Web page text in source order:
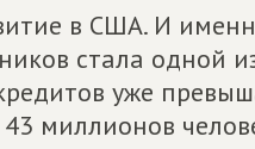
в США. И
стала одной
уже
миллионов